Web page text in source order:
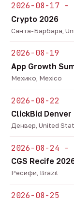
2026-08-17 -
Crypto 2026
Санта-Барбара,
2026-08-19
App Growth
Мехико, Mexico
2026-08-22
ClickBid Denver
Денвер, United
2026-08-24 -
CGS Recife
Ресифи, Brazil
2026-08-25